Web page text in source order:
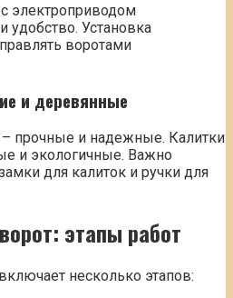
электроприводом
удобство. Установка
воротами
и деревянные
– прочные и надежные. Калитки
и экологичные. Важно
для калиток и ручки для
этапы работ
несколько этапов: